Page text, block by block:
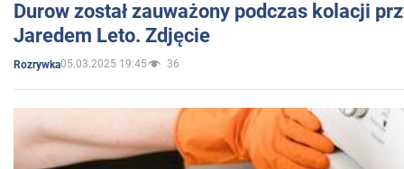
Durow został zauważony podczas kolacji
Jaredem Leto. Zdjęcie
Rozrywka05.03.2025 19:45 36